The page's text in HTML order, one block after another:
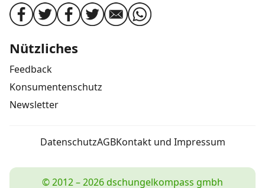
Nützliches
Feedback
Konsumentenschutz
Newsletter
DatenschutzAGBKontakt und Impressum
© 2012 – 2026 dschungelkompass gmbh